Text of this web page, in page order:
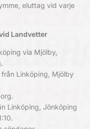
eluttag vid varje
Landvetter
via Mjölby,
Linköping, Mjölby
Linköping, Jönköping